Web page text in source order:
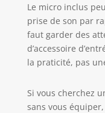
Le micro inclus
prise de son par
faut garder des
d’accessoire
la praticité, pas
Si vous cherchez
sans vous